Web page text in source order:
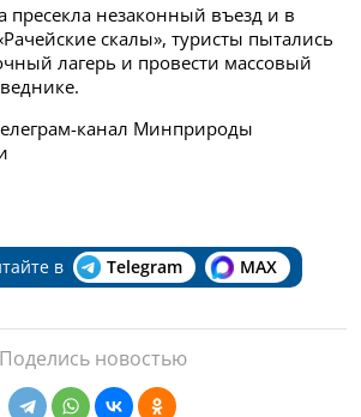
пресекла незаконный въезд и в
скалы», туристы пытались
лагерь и провести массовый
канал Минприроды
в Telegram MAX
Поделись новостью